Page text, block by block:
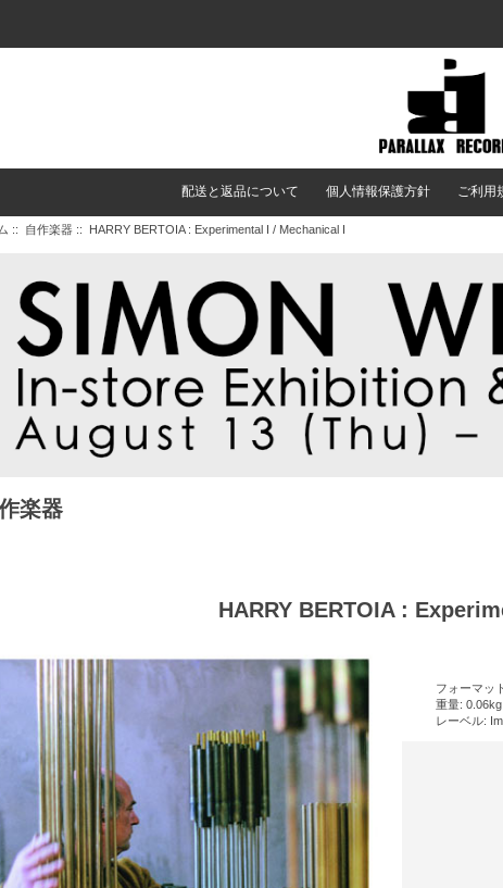
配送と返品について 個人情報保護方針 ご利用
:: 自作楽器:: HARRY BERTOIA : Experimental I / Mechanical I
楽器
HARRY BERTOIA :
フォーマッ
重量: 0.06kg
レーベル: